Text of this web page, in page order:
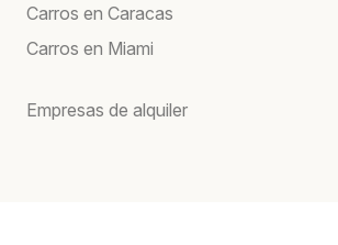
Carros en Caracas
Carros en Miami
Empresas de alquiler